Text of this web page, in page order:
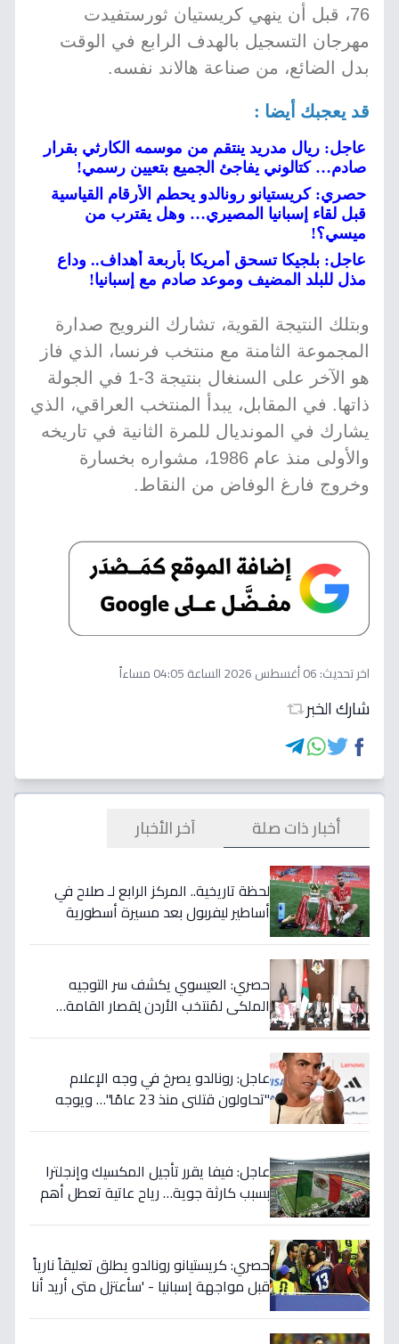
76، قبل أن ينهي كريستيان ثورستفيدت
مهرجان التسجيل بالهدف الرابع في الوقت
بدل الضائع، من صناعة هالاند نفسه.
قد يعجبك أيضا :
عاجل: ريال مدريد ينتقم من موسمه الكارثي بقرار
صادم… كتالوني يفاجئ الجميع بتعيين رسمي!
حصري: كريستيانو رونالدو يحطم الأرقام القياسية
قبل لقاء إسبانيا المصيري… وهل يقترب من
ميسي؟!
عاجل: بلجيكا تسحق أمريكا بأربعة أهداف.. وداع
مذل للبلد المضيف وموعد صادم مع إسبانيا!
وبتلك النتيجة القوية، تشارك النرويج صدارة
المجموعة الثامنة مع منتخب فرنسا، الذي فاز
هو الآخر على السنغال بنتيجة 3-1 في الجولة
ذاتها. في المقابل، يبدأ المنتخب العراقي، الذي
يشارك في المونديال للمرة الثانية في تاريخه
والأولى منذ عام 1986، مشواره بخسارة
وخروج فارغ الوفاض من النقاط.
اخر تحديث:06 أغسطس 2026 الساعة 04:05 مساءاً
شارك الخبر
أخبار ذات صلة آخر الأخبار
لحظة تاريخية.. المركز الرابع لـ صلاح في
أساطير ليفربول بعد مسيرة أسطورية
حصري: العيسوي يكشف سر التوجيه
الملكي لمُنتخب الأردن لِقصار القامة…
عاجل: رونالدو يصرخ في وجه الإعلام
"تحاولون قتلني منذ 23 عامًا"… ويوجه
عاجل: فيفا يقرر تأجيل المكسيك وإنجلترا
بسبب كارثة جوية… رياح عاتية تعطل أهم
حصري: كريستيانو رونالدو يطلق تعليقاً نارياً
قبل مواجهة إسبانيا - 'سأعتزل متى أريد أنا